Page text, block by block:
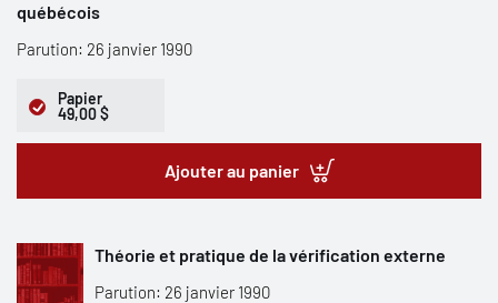
québécois
Parution: 26 janvier 1990
Papier
49,00 $
Ajouter au panier
Théorie et pratique de la vérification externe
Parution: 26 janvier 1990